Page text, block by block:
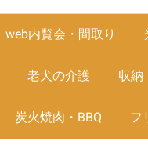
web内覧会・間取り
老犬の介護 収納
炭火焼肉・BBQ フ